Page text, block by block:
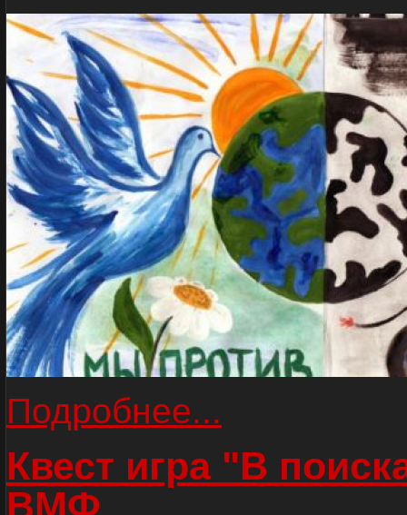
Подробнее...
Квест игра "В
ВМФ